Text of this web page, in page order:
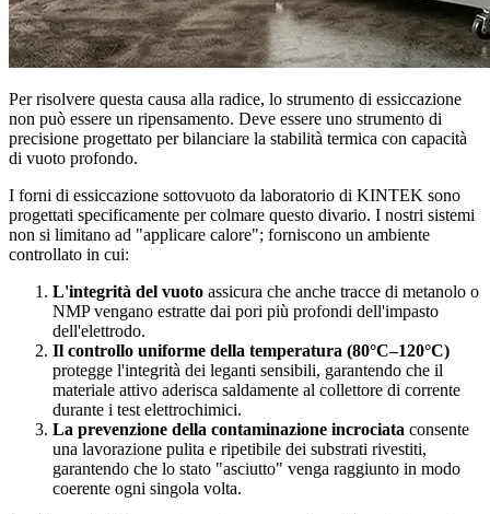
Per risolvere questa causa alla radice, lo strumento di essiccazione
non può essere un ripensamento. Deve essere uno strumento di
precisione progettato per bilanciare la stabilità termica con capacità
di vuoto profondo.
I forni di essiccazione sottovuoto da laboratorio di KINTEK sono
progettati specificamente per colmare questo divario. I nostri sistemi
non si limitano ad "applicare calore"; forniscono un ambiente
controllato in cui:
L'integrità del vuoto assicura che anche tracce di metanolo o
NMP vengano estratte dai pori più profondi dell'impasto
dell'elettrodo.
Il controllo uniforme della temperatura (80°C–120°C)
protegge l'integrità dei leganti sensibili, garantendo che il
materiale attivo aderisca saldamente al collettore di corrente
durante i test elettrochimici.
La prevenzione della contaminazione incrociata consente
una lavorazione pulita e ripetibile dei substrati rivestiti,
garantendo che lo stato "asciutto" venga raggiunto in modo
coerente ogni singola volta.